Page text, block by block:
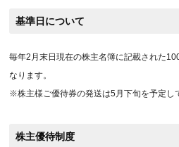
基準日について
毎年2月末日現在の株主名簿に記載された
なります。
※株主様ご優待券の発送は5月下旬を予定し
株主優待制度